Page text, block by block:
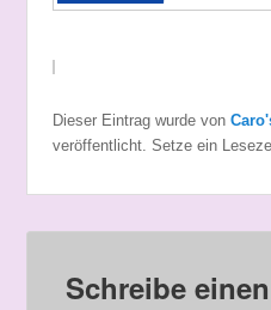
Dieser Eintrag wurde von
veröffentlicht. Setze ein
Schreibe